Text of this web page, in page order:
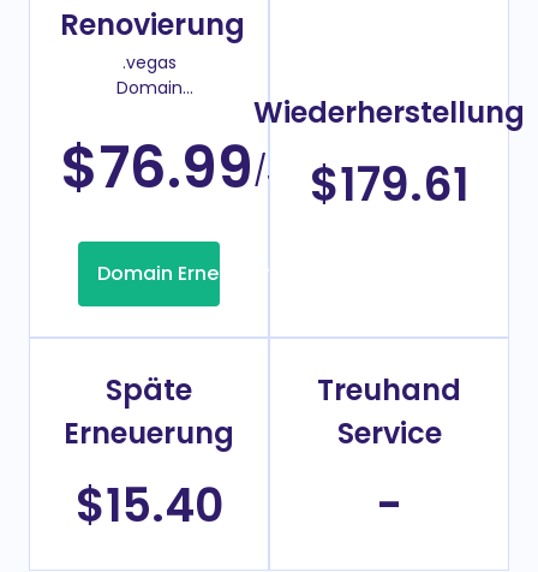
Renovierung
.vegas
Domain
$76.99/Jahr
Domain Erneuerung
Wiederherstellung
$179.61
Späte
Erneuerung
$15.40
Treuhand
Service
-